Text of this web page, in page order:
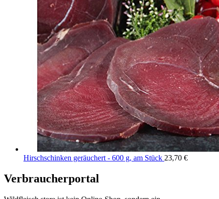
Hirschschinken geräuchert - 600 g, am Stück 23,70 €
Verbraucherportal